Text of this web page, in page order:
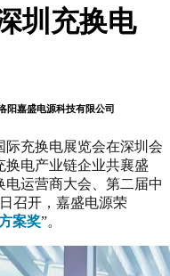
圳充换电
阳嘉盛电源科技有限公司
际充换电展览会在深圳会
换电产业链企业共襄盛
电运营商大会、第二届中
召开，嘉盛电源荣
案奖”。